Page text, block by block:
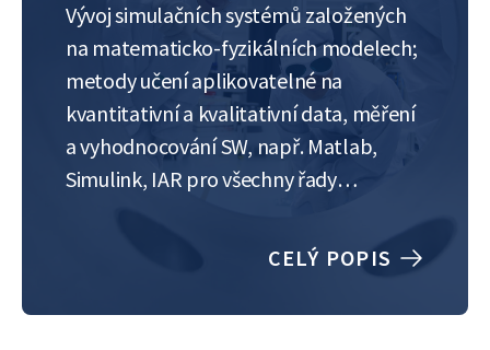
Vývoj simulačních systémů založených
na matematicko-fyzikálních modelech;
metody učení aplikovatelné na
kvantitativní a kvalitativní data, měření
a vyhodnocování SW, např. Matlab,
Simulink, IAR pro všechny řady
nástroje/zařízení/dataloggery pro
vozidel jako CAN, demonstrátory
CELÝ POPIS